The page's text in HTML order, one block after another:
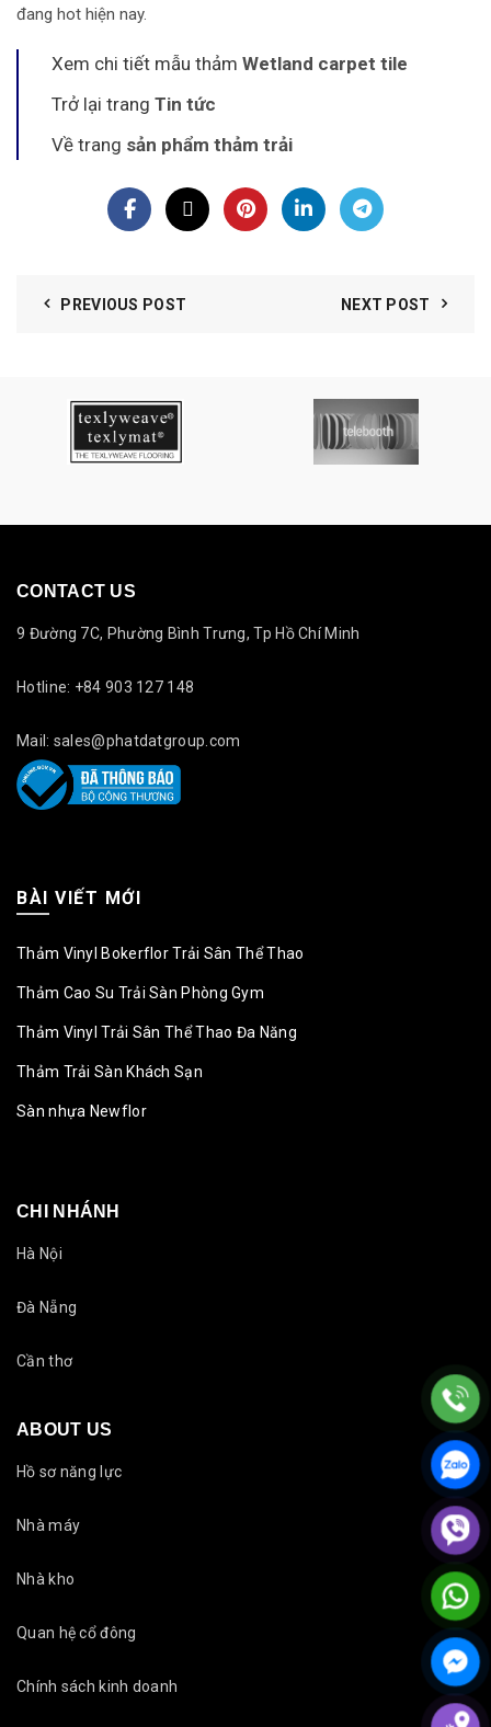
đang hot hiện nay.
Xem chi tiết mẫu thảm Wetland carpet tile
Trở lại trang Tin tức
Về trang sản phẩm thảm trải
PREVIOUS POST NEXT POST
CONTACT US
9 Đường 7C, Phường Bình Trưng, Tp Hồ Chí Minh
Hotline: +84 903 127 148
Mail: sales@phatdatgroup.com
BÀI VIẾT MỚI
Thảm Vinyl Bokerflor Trải Sân Thể Thao
Thảm Cao Su Trải Sàn Phòng Gym
Thảm Vinyl Trải Sân Thể Thao Đa Năng
Thảm Trải Sàn Khách Sạn
Sàn nhựa Newflor
CHI NHÁNH
Hà Nội
Đà Nẵng
Cần thơ
ABOUT US
Hồ sơ năng lực
Nhà máy
Nhà kho
Quan hệ cổ đông
Chính sách kinh doanh